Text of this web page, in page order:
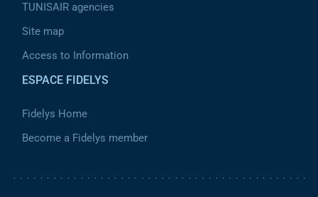
TUNISAIR agencies
Site map
Access to Information
ESPACE FIDELYS
Fidelys Home
Become a Fidelys member